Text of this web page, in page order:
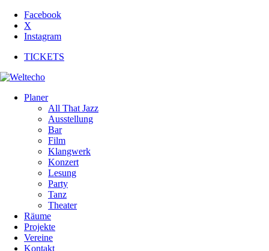
Facebook
X
Instagram
TICKETS
Planer
All That Jazz
Ausstellung
Bar
Film
Klangwerk
Konzert
Lesung
Party
Tanz
Theater
Räume
Projekte
Vereine
Kontakt